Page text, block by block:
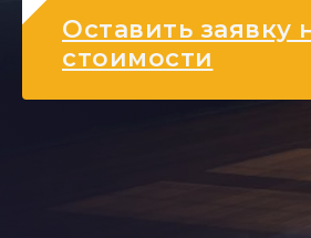
Оставить заявку
стоимости